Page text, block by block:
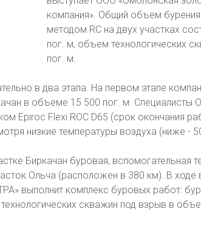
компания». Общий объем
методом RC на двух участках
пог. м, объем технологических
пог. м.
в два этапа. На первом этапе
в объеме 15 500 пог. м. Специалисты
Epiroc Flexi ROC D65 (срок окончания
низкие температуры воздуха (ниже -
Биркачан буровая, вспомогательная
Ольча (расположен в 380 км). В ходе
выполнит комплекс буровых работ:
скважин под взрыв в